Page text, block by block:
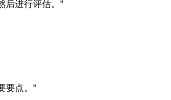
后进行评估。"
要点。"